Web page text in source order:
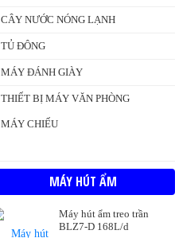
CÂY NƯỚC NÓNG LẠNH
TỦ ĐÔNG
MÁY ĐÁNH GIÀY
THIẾT BỊ MÁY VĂN PHÒNG
MÁY CHIẾU
MÁY HÚT ẨM
Máy hút ẩm treo trần
BLZ7-D 168L/d